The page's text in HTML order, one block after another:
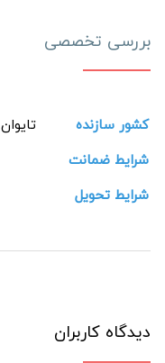
بررسی تخصصی
کشور سازنده
تایوان
شرایط ضمانت
شرایط تحویل
دیدگاه کاربران